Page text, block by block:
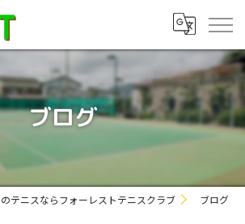
ブログ
テニスならフォーレストテニスクラブ ブログ